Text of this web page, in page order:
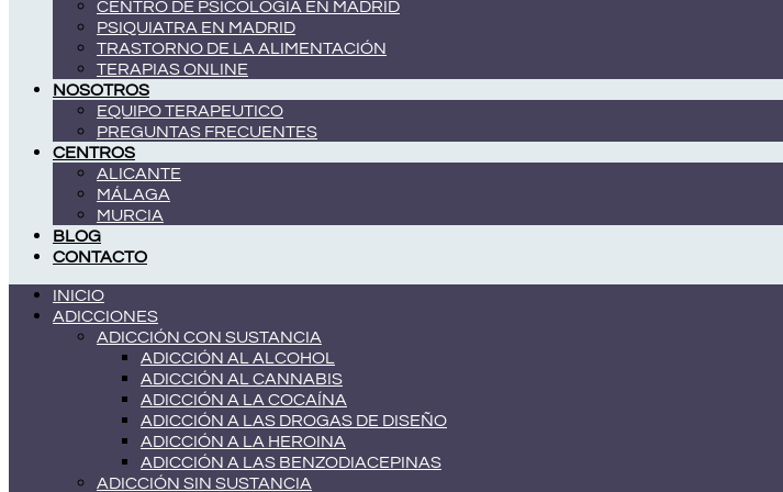
CENTRO DE PSICOLOGÍA EN MADRID
PSIQUIATRA EN MADRID
TRASTORNO DE LA ALIMENTACIÓN
TERAPIAS ONLINE
NOSOTROS
EQUIPO TERAPEUTICO
PREGUNTAS FRECUENTES
CENTROS
ALICANTE
MÁLAGA
MURCIA
BLOG
CONTACTO
INICIO
ADICCIONES
ADICCIÓN CON SUSTANCIA
ADICCIÓN AL ALCOHOL
ADICCIÓN AL CANNABIS
ADICCIÓN A LA COCAÍNA
ADICCIÓN A LAS DROGAS DE DISEÑO
ADICCIÓN A LA HEROINA
ADICCIÓN A LAS BENZODIACEPINAS
ADICCIÓN SIN SUSTANCIA